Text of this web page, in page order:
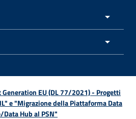
EU (DL 77/2021) - Progetti
e "Migrazione della Piattaforma Data
Data Hub al PSN"